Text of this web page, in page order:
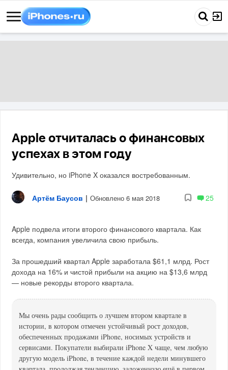
Apple отчиталась о финансовых
успехах в этом году
Удивительно, но iPhone X оказался востребованным.
Артём Баусов | Обновлено 6 мая 2018 25
Apple подвела итоги второго финансового квартала. Как
всегда, компания увеличила свою прибыль.
За прошедший квартал Apple заработала $61,1 млрд. Рост
дохода на 16% и чистой прибыли на акцию на $13,6 млрд
— новые рекорды второго квартала.
Мы очень рады сообщить о лучшем втором квартале в
истории, в котором отмечен устойчивый рост доходов,
обеспеченных продажами iPhone, носимых устройств и
сервисами. Покупатели выбирали iPhone X чаще, чем любую
другую модель iPhone, в течение каждой недели минувшего